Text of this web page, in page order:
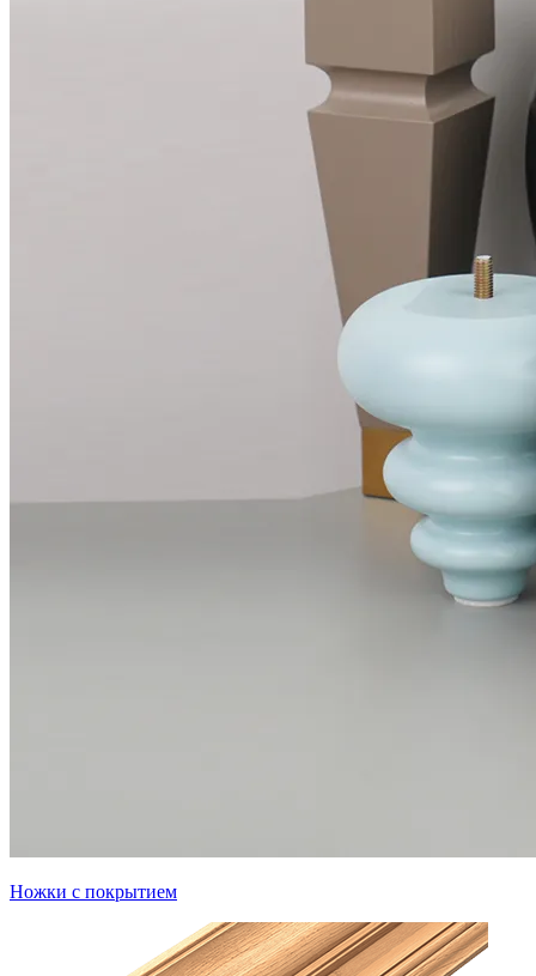
Ножки с покрытием